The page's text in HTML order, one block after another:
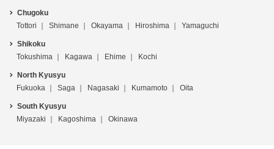
Chugoku
Tottori
Shimane Okayama Hiroshima Yamaguchi
Shikoku
Tokushima
Kagawa Ehime Kochi
North Kyusyu
Fukuoka
Saga Nagasaki Kumamoto Oita
South Kyusyu
Miyazaki
Kagoshima Okinawa